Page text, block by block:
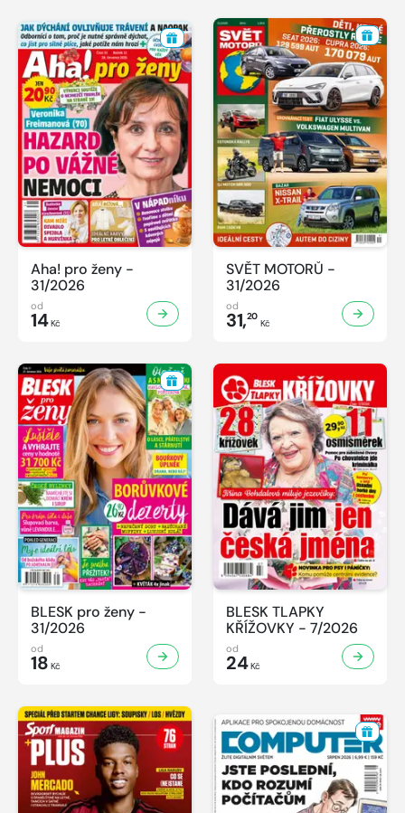
Aha! pro ženy -
31/2026
od
14Kč
SVĚT MOTORŮ -
31/2026
od
31,20
Kč
BLESK pro ženy -
31/2026
od
18 Kč
BLESK TLAPKY
KŘÍŽOVKY - 7/2026
od
24Kč